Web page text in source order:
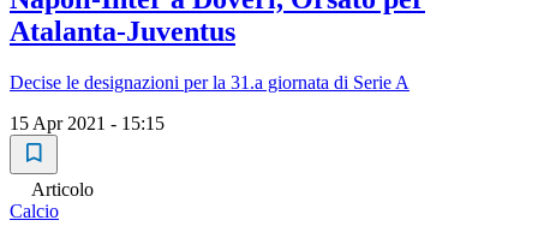
Atalanta-Juventus
Decise le designazioni per la 31.a giornata di Serie A
15 Apr 2021 - 15:15
Articolo
Calcio